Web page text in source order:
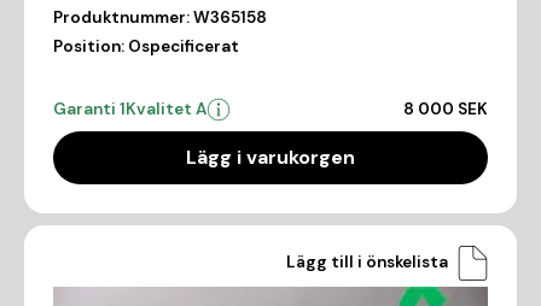
Produktnummer:W365158
Position: Ospecificerat
Garanti 1Kvalitet A 8 000 SEK
Lägg i varukorgen
Lägg till i önskelista